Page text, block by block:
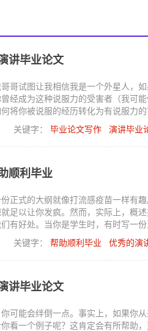
讲毕业论文
哥试图让我相信我是一个外星人，
经成为这种说服力的受害者（我可
将你被说服的经历转化为有说服力
关键字： 毕业论文写作 演讲毕业
顺利毕业
正式的大纲就像打流感疫苗一样有
足以让你发疯。然而，实际上，概
好处。当你是学生时，有时写一
格式将你的想法整合在一起。无论您
关键字： 帮助顺利毕业 优秀的演
讲毕业论文
可能会绊倒一点。事实上，如果你
看一个例子呢？这肯定会有所帮助